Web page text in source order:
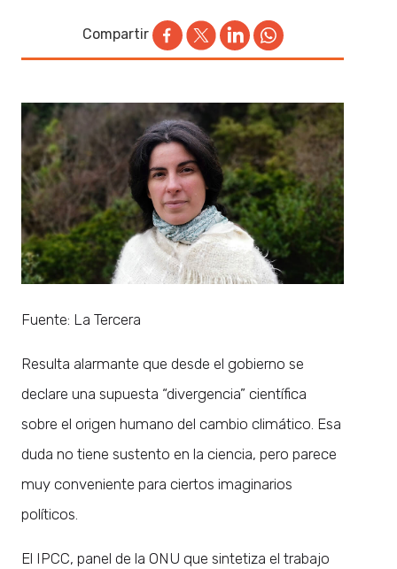
Compartir
Fuente: La Tercera
Resulta alarmante que desde el gobierno se
declare una supuesta “divergencia” científica
sobre el origen humano del cambio climático. Esa
duda no tiene sustento en la ciencia, pero parece
muy conveniente para ciertos imaginarios
políticos.
El IPCC, panel de la ONU que sintetiza el trabajo